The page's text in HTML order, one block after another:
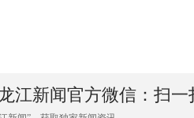
江新闻官方微信：扫一